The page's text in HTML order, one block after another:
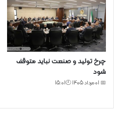
چرخ تولید و صنعت نباید متوقف
شود
📅 01 مرداد 1405 🕙15:01